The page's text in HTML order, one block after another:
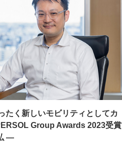
たく新しいモビリティとしてカ
Group Awards 2023受賞
―